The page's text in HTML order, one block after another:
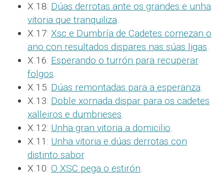
X.18: Dúas derrotas ante os grandes e unha
vitoria que tranquiliza.
X.17: Xsc e Dumbría de Cadetes comezan o
ano con resultados dispares nas súas ligas.
X.16: Esperando o turrón para recuperar
folgos.
X.15: Dúas remontadas para a esperanza.
X.13: Doble xornada dispar para os cadetes
xalleiros e dumbrieses.
X.12: Unha gran vitoria a domicilio.
X.11: Unha vitoria e dúas derrotas con
distinto sabor.
X.10: O XSC pega o estirón.